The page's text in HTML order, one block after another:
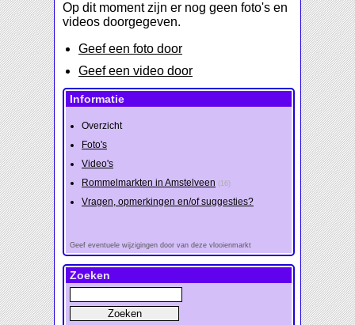
Op dit moment zijn er nog geen foto's en
videos doorgegeven.
Geef een foto door
Geef een video door
Informatie
Overzicht
Foto's
Video's
Rommelmarkten in Amstelveen (16)
Vragen, opmerkingen en/of suggesties?
Geef eventuele wijzigingen door van deze vlooienmarkt
Zoeken